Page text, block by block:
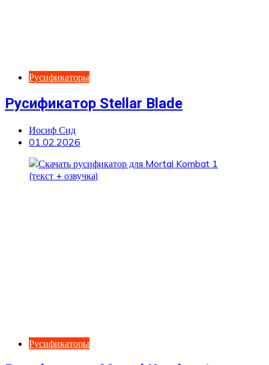
Русификаторы
Русификатор Stellar Blade
Иосиф Сид
01.02.2026
Русификаторы